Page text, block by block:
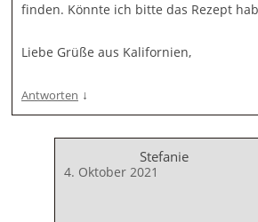
finden. Könnte ich bitte das Rezept
Liebe Grüße aus Kalifornien,
Antworten ↓
Stefanie
4. Oktober 2021